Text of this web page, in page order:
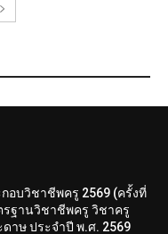
อบวิชาชีพครู 2569 (ครั้งที่
รฐานวิชาชีพครู วิชาครู
ดาษ ประจำปี พ.ศ. 2569